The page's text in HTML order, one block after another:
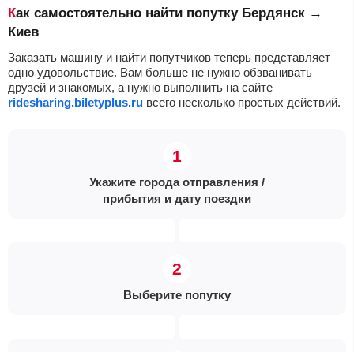
Как самостоятельно найти попутку Бердянск →
Киев
Заказать машину и найти попутчиков теперь представляет
одно удовольствие. Вам больше не нужно обзванивать
друзей и знакомых, а нужно выполнить на сайте
ridesharing.biletyplus.ru всего несколько простых действий.
Укажите города отправления /
прибытия и дату поездки
Выберите попутку